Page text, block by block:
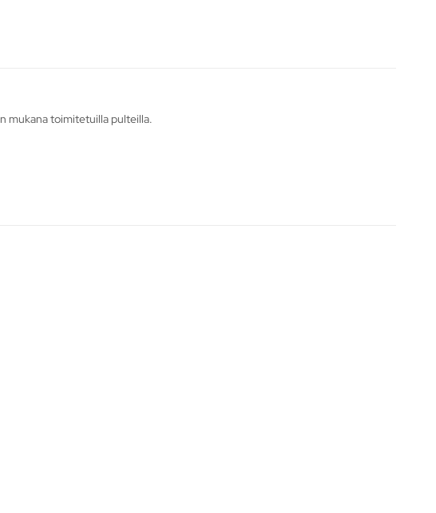
mukana toimitetuilla pulteilla.